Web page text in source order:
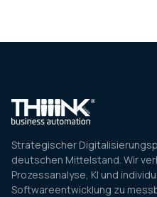
Strategischer
deutschen Mittelstand. Wir
Prozessanalyse, KI und
Softwareentwicklung zu